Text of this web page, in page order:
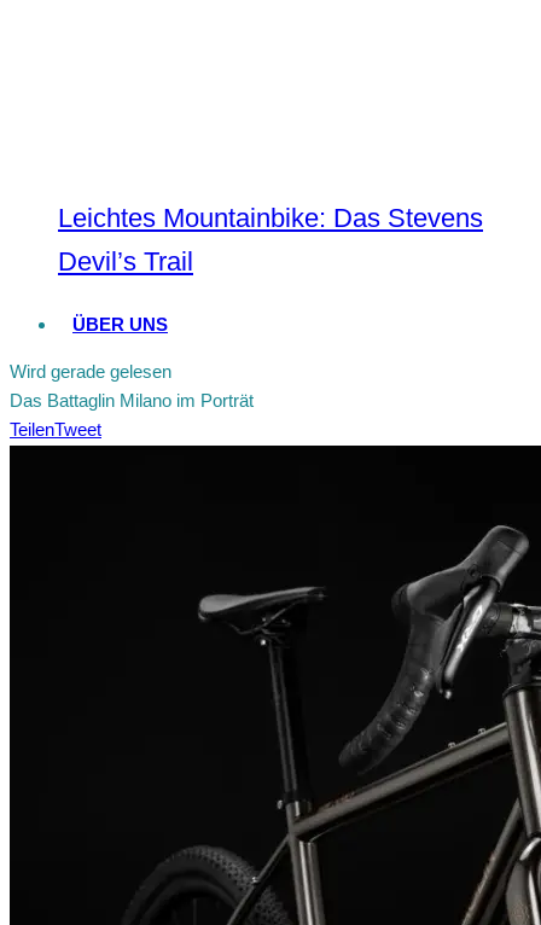
Leichtes Mountainbike: Das Stevens
Devil’s Trail
ÜBER UNS
Wird gerade gelesen
Das Battaglin Milano im Porträt
TeilenTweet